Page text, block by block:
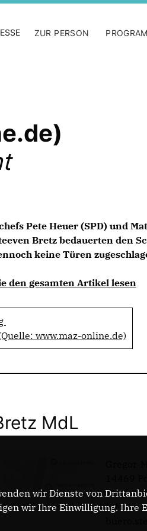
ZUR PERSON
Pete Heuer (SPD) und
Bretz bedauerten den
keine Türen
den gesamten Artikel lesen
www.maz-online.de)
MdL
Telefon:
E-Mail:
wir Dienste von
wir Ihre Einwilligung. Ihre